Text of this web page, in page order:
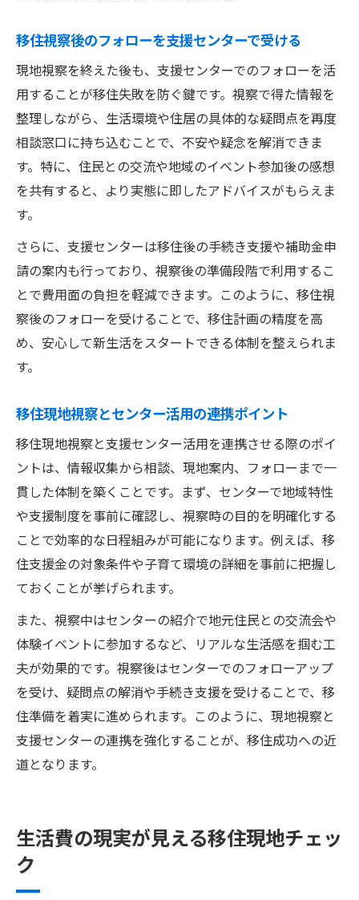
移住視察後のフォローを支援センターで受ける
現地視察を終えた後も、支援センターでのフォローを活
用することが移住失敗を防ぐ鍵です。視察で得た情報を
整理しながら、生活環境や住居の具体的な疑問点を再度
相談窓口に持ち込むことで、不安や疑念を解消できま
す。特に、住民との交流や地域のイベント参加後の感想
を共有すると、より実態に即したアドバイスがもらえま
す。
さらに、支援センターは移住後の手続き支援や補助金申
請の案内も行っており、視察後の準備段階で利用するこ
とで費用面の負担を軽減できます。このように、移住視
察後のフォローを受けることで、移住計画の精度を高
め、安心して新生活をスタートできる体制を整えられま
す。
移住現地視察とセンター活用の連携ポイント
移住現地視察と支援センター活用を連携させる際のポイ
ントは、情報収集から相談、現地案内、フォローまで一
貫した体制を築くことです。まず、センターで地域特性
や支援制度を事前に確認し、視察時の目的を明確化する
ことで効率的な日程組みが可能になります。例えば、移
住支援金の対象条件や子育て環境の詳細を事前に把握し
ておくことが挙げられます。
また、視察中はセンターの紹介で地元住民との交流会や
体験イベントに参加するなど、リアルな生活感を掴む工
夫が効果的です。視察後はセンターでのフォローアップ
を受け、疑問点の解消や手続き支援を受けることで、移
住準備を着実に進められます。このように、現地視察と
支援センターの連携を強化することが、移住成功への近
道となります。
生活費の現実が見える移住現地チェッ
ク